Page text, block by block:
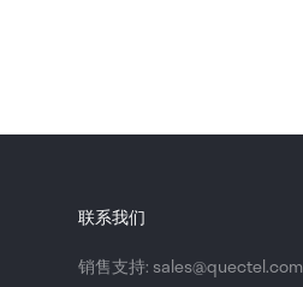
联系我们
销售支持: sales@quectel.com